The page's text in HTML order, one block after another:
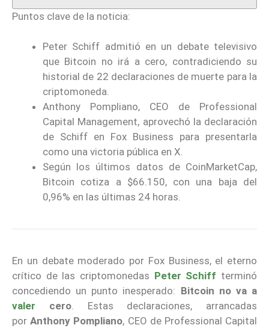
Puntos clave de la noticia:
Peter Schiff admitió en un debate televisivo
que Bitcoin no irá a cero, contradiciendo su
historial de 22 declaraciones de muerte para la
criptomoneda.
Anthony Pompliano, CEO de Professional
Capital Management, aprovechó la declaración
de Schiff en Fox Business para presentarla
como una victoria pública en X.
Según los últimos datos de CoinMarketCap,
Bitcoin cotiza a $66.150, con una baja del
0,96% en las últimas 24 horas.
En un debate moderado por Fox Business, el eterno
crítico de las criptomonedas Peter Schiff terminó
concediendo un punto inesperado: Bitcoin no va a
valer cero. Estas declaraciones, arrancadas
porAnthony Pompliano, CEO de Professional Capital